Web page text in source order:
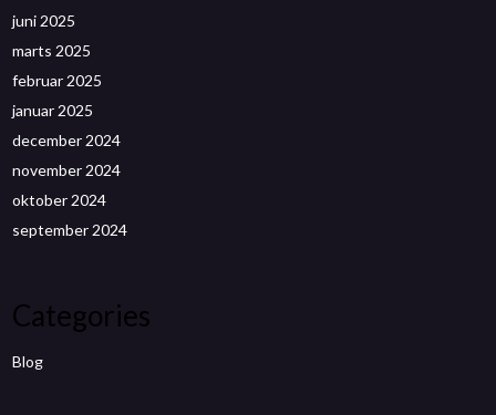
juni 2025
marts 2025
februar 2025
januar 2025
december 2024
november 2024
oktober 2024
september 2024
Categories
Blog